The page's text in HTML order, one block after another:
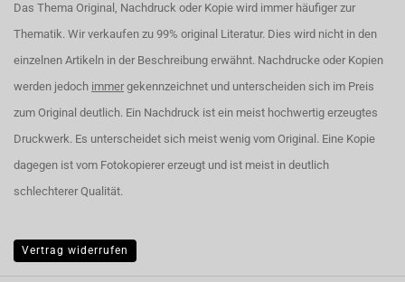
Das Thema Original, Nachdruck oder Kopie wird immer häufiger zur
Thematik. Wir verkaufen zu 99% original Literatur. Dies wird nicht in den
einzelnen Artikeln in der Beschreibung erwähnt. Nachdrucke oder Kopien
werden jedoch immer gekennzeichnet und unterscheiden sich im Preis
zum Original deutlich. Ein Nachdruck ist ein meist hochwertig erzeugtes
Druckwerk. Es unterscheidet sich meist wenig vom Original. Eine Kopie
dagegen ist vom Fotokopierer erzeugt und ist meist in deutlich
schlechterer Qualität.
Vertrag widerrufen